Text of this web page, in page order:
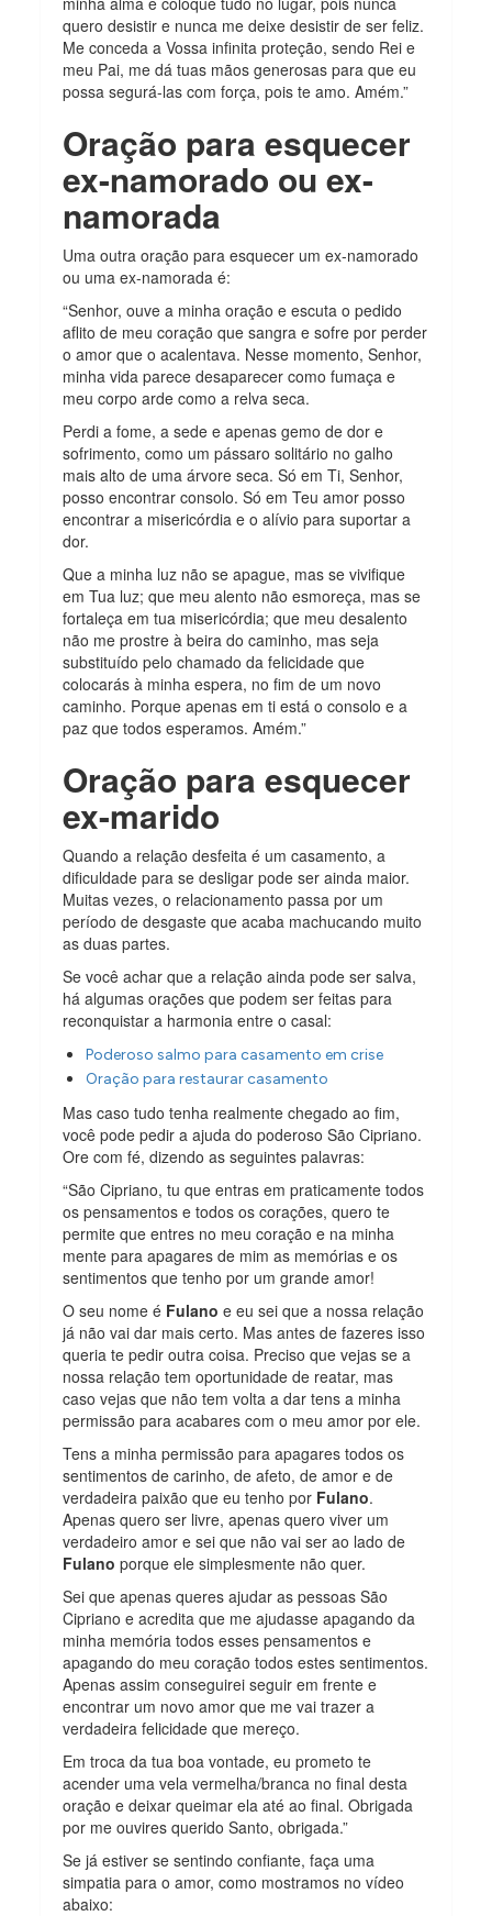
quero desistir e nunca me deixe desistir de ser feliz.
Me conceda a Vossa infinita proteção, sendo Rei e
meu Pai, me dá tuas mãos generosas para que eu
possa segurá-las com força, pois te amo. Amém.”
Oração para esquecer
ex-namorado ou ex-
namorada
Uma outra oração para esquecer um ex-namorado
ou uma ex-namorada é:
“Senhor, ouve a minha oração e escuta o pedido
aflito de meu coração que sangra e sofre por perder
o amor que o acalentava. Nesse momento, Senhor,
minha vida parece desaparecer como fumaça e
meu corpo arde como a relva seca.
Perdi a fome, a sede e apenas gemo de dor e
sofrimento, como um pássaro solitário no galho
mais alto de uma árvore seca. Só em Ti, Senhor,
posso encontrar consolo. Só em Teu amor posso
encontrar a misericórdia e o alívio para suportar a
dor.
Que a minha luz não se apague, mas se vivifique
em Tua luz; que meu alento não esmoreça, mas se
fortaleça em tua misericórdia; que meu desalento
não me prostre à beira do caminho, mas seja
substituído pelo chamado da felicidade que
colocarás à minha espera, no fim de um novo
caminho. Porque apenas em ti está o consolo e a
paz que todos esperamos. Amém.”
Oração para esquecer
ex-marido
Quando a relação desfeita é um casamento, a
dificuldade para se desligar pode ser ainda maior.
Muitas vezes, o relacionamento passa por um
período de desgaste que acaba machucando muito
as duas partes.
Se você achar que a relação ainda pode ser salva,
há algumas orações que podem ser feitas para
reconquistar a harmonia entre o casal:
Poderoso salmo para casamento em crise
Oração para restaurar casamento
Mas caso tudo tenha realmente chegado ao fim,
você pode pedir a ajuda do poderoso São Cipriano.
Ore com fé, dizendo as seguintes palavras:
“São Cipriano, tu que entras em praticamente todos
os pensamentos e todos os corações, quero te
permite que entres no meu coração e na minha
mente para apagares de mim as memórias e os
sentimentos que tenho por um grande amor!
O seu nome é Fulano e eu sei que a nossa relação
já não vai dar mais certo. Mas antes de fazeres isso
queria te pedir outra coisa. Preciso que vejas se a
nossa relação tem oportunidade de reatar, mas
caso vejas que não tem volta a dar tens a minha
permissão para acabares com o meu amor por ele.
Tens a minha permissão para apagares todos os
sentimentos de carinho, de afeto, de amor e de
verdadeira paixão que eu tenho por Fulano.
Apenas quero ser livre, apenas quero viver um
verdadeiro amor e sei que não vai ser ao lado de
Fulano porque ele simplesmente não quer.
Sei que apenas queres ajudar as pessoas São
Cipriano e acredita que me ajudasse apagando da
minha memória todos esses pensamentos e
apagando do meu coração todos estes sentimentos.
Apenas assim conseguirei seguir em frente e
encontrar um novo amor que me vai trazer a
verdadeira felicidade que mereço.
Em troca da tua boa vontade, eu prometo te
acender uma vela vermelha/branca no final desta
oração e deixar queimar ela até ao final. Obrigada
por me ouvires querido Santo, obrigada.”
Se já estiver se sentindo confiante, faça uma
simpatia para o amor, como mostramos no vídeo
abaixo: